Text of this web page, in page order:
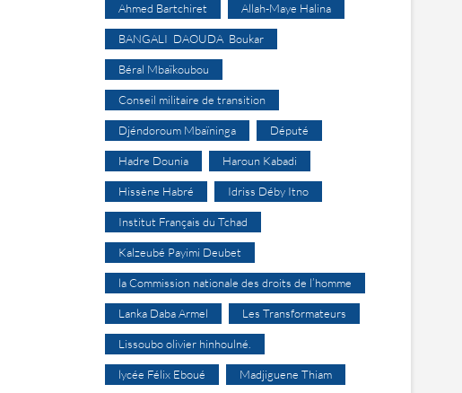
Ahmed Bartchiret Allah-Maye Halina
BANGALI DAOUDA Boukar
Béral Mbaïkoubou
Conseil militaire de transition
Djéndoroum Mbaïninga Député
Hadre Dounia Haroun Kabadi
Hissène Habré Idriss Déby Itno
Institut Français du Tchad
Kalzeubé Payimi Deubet
la Commission nationale des droits de l’homme
Lanka Daba Armel Les Transformateurs
Lissoubo olivier hinhoulné.
lycée Félix Eboué Madjiguene Thiam